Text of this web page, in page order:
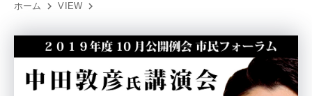
ホーム VIEW